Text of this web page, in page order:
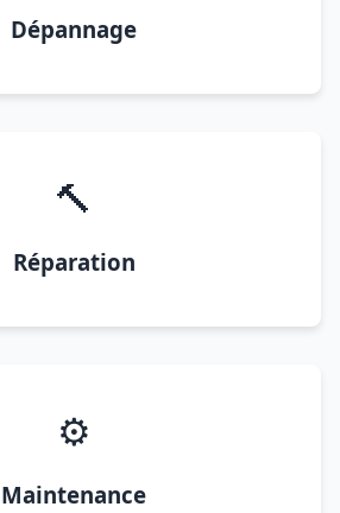
Dépannage
🔨
Réparation
⚙️
Maintenance